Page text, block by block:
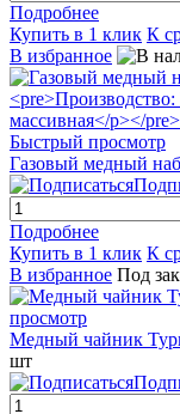
Подробнее
Купить в 1 клик К
В избранное
Быстрый просмотр
Газовый медный
Подробнее
Купить в 1 клик К
В избранное Под
просмотр
Медный чайник
шт